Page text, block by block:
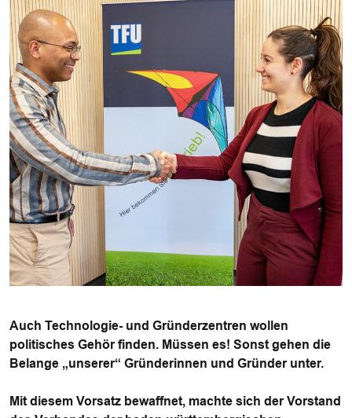
Auch Technologie- und Gründerzentren wollen
politisches Gehör finden. Müssen es! Sonst gehen die
Belange „unserer“ Gründerinnen und Gründer unter.
Mit diesem Vorsatz bewaffnet, machte sich der Vorstand